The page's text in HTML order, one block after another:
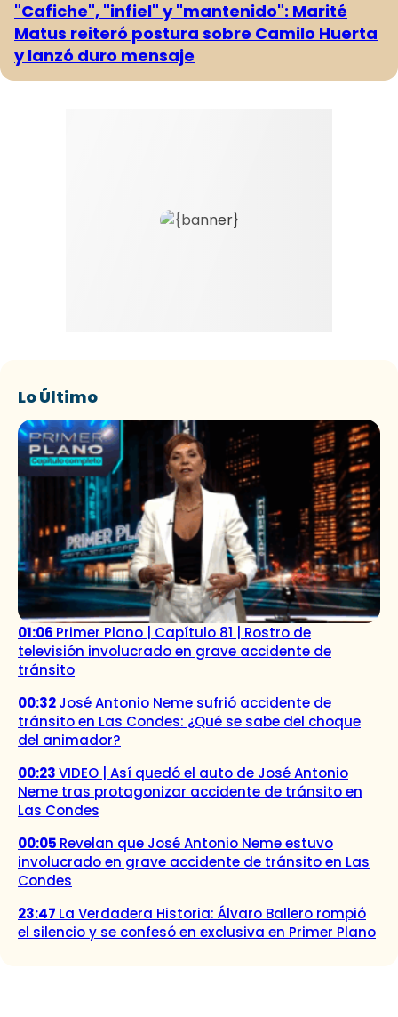
"Cafiche", "infiel" y "mantenido": Marité
Matus reiteró postura sobre Camilo Huerta
y lanzó duro mensaje
Lo Último
01:06 Primer Plano | Capítulo 81 | Rostro de
televisión involucrado en grave accidente de
tránsito
00:32José Antonio Neme sufrió accidente de
tránsito en Las Condes: ¿Qué se sabe del choque
del animador?
00:23VIDEO | Así quedó el auto de José Antonio
Neme tras protagonizar accidente de tránsito en
Las Condes
00:05 Revelan que José Antonio Neme estuvo
involucrado en grave accidente de tránsito en Las
Condes
23:47 La Verdadera Historia: Álvaro Ballero rompió
el silencio y se confesó en exclusiva en Primer Plano